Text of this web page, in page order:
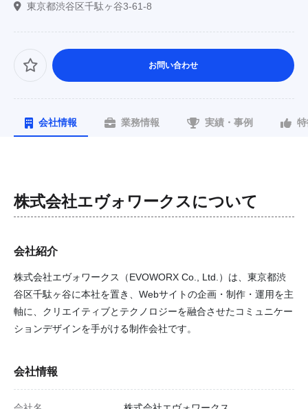
東京都渋谷区千駄ヶ谷3-61-8
お問い合わせ
会社情報 業務情報 実績・事例
株式会社エヴォワークスについて
会社紹介
株式会社エヴォワークス（EVOWORX Co., Ltd.）は、東京都渋
谷区千駄ヶ谷に本社を置き、Webサイトの企画・制作・運用を主
軸に、クリエイティブとテクノロジーを融合させたコミュニケー
ションデザインを手がける制作会社です。
会社情報